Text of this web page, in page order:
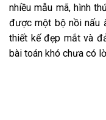
nhiều mẫu mã, hình
được một bộ nồi nấu
thiết kế đẹp mắt và
bài toán khó chưa có